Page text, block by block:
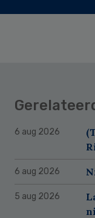
6 aug 2026
6 aug 2026
5 aug 2026